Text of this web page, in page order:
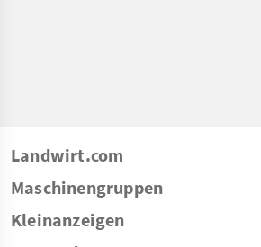
Landwirt.com
Maschinengruppen
Kleinanzeigen